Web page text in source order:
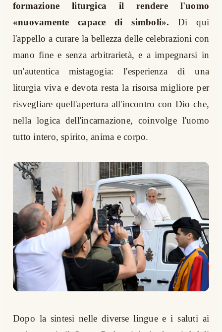
formazione liturgica il rendere l'uomo
«nuovamente capace di simboli». Di qui
l'appello a curare la bellezza delle celebrazioni con
mano fine e senza arbitrarietà, e a impegnarsi in
un'autentica mistagogia: l'esperienza di una
liturgia viva e devota resta la risorsa migliore per
risvegliare quell'apertura all'incontro con Dio che,
nella logica dell'incarnazione, coinvolge l'uomo
tutto intero, spirito, anima e corpo.
Dopo la sintesi nelle diverse lingue e i saluti ai